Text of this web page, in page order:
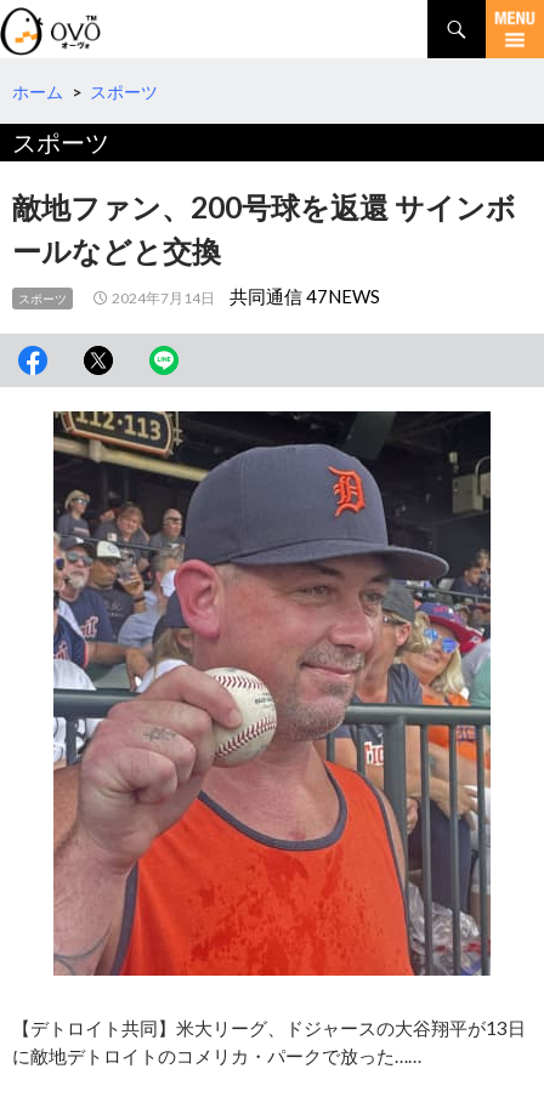
検
索
コ
テ
へ
移
動
ホーム > スポーツ
スポーツ
敵地ファン、200号球を返還 サインボ
ールなどと交換
スポーツ 2024年7月14日 共同通信 47NEWS
【デトロイト共同】米大リーグ、ドジャースの大谷翔平が13日
に敵地デトロイトのコメリカ・パークで放った……